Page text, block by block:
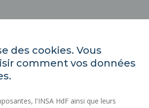
des cookies. Vous
comment vos données
l'INSA HdF ainsi que leurs